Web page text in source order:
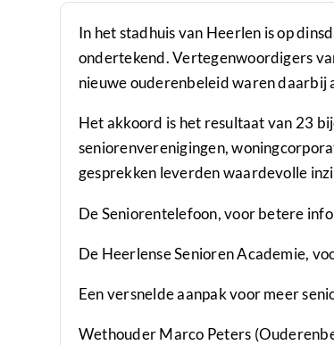
In het stadhuis van Heerlen is op
ondertekend. Vertegenwoordigers
nieuwe ouderenbeleid waren daarbij
Het akkoord is het resultaat van 23
seniorenverenigingen,
gesprekken leverden waardevolle
De Seniorentelefoon, voor betere
De Heerlense Senioren Academie,
Een versnelde aanpak voor meer
Wethouder Marco Peters